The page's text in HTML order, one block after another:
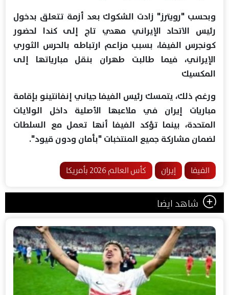
وبحسب "رويترز" زادت الشكوك بعد أزمة تتعلق بدخول
رئيس الاتحاد الإيراني مهدي تاج إلى كندا لحضور
كونجرس الفيفا، بسبب مزاعم ارتباطه بالحرس الثوري
الإيراني، فيما طالبت طهران بنقل مبارياتها إلى
المكسيك
ورغم ذلك، يتمسك رئيس الفيفا جياني إنفانتينو بإقامة
مباريات إيران في ملاعبها الأصلية داخل الولايات
المتحدة، بينما تؤكد الفيفا أنها تعمل مع السلطات
لضمان مشاركة جميع المنتخبات "بأمان ودون قيود".
الفيفا إيران كأس العالم 2026 بأمريكا
شاهد ايضا